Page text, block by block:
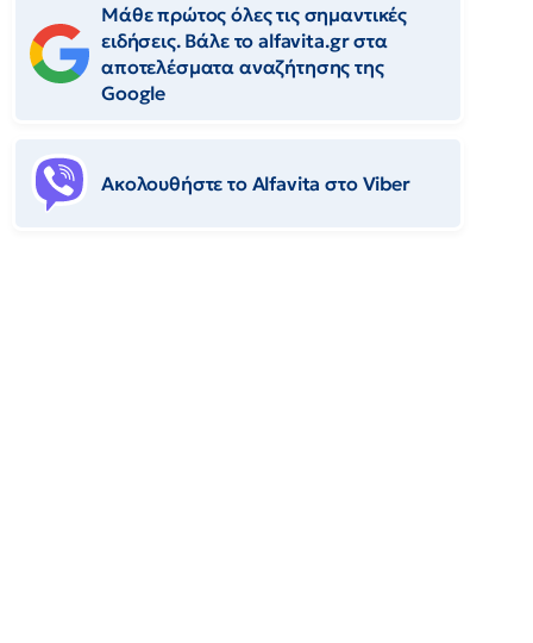
Μάθε πρώτος όλες τις σημαντικές
ειδήσεις. Βάλε το alfavita.gr στα
αποτελέσματα αναζήτησης της
Google
Ακολουθήστε το Αlfavita στο Viber